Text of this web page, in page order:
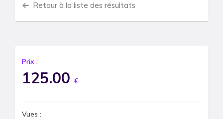
Retour à la liste des résultats
Prix :
125.00 €
Vues :